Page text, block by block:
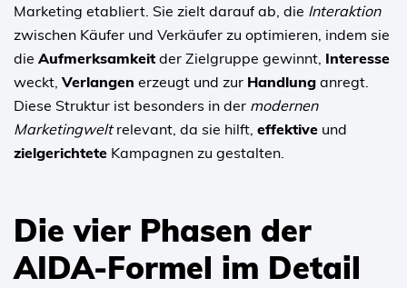
Marketing etabliert. Sie zielt darauf ab, die Interaktion
zwischen Käufer und Verkäufer zu optimieren, indem sie
die Aufmerksamkeit der Zielgruppe gewinnt, Interesse
weckt, Verlangen erzeugt und zur Handlung anregt.
Diese Struktur ist besonders in der modernen
Marketingweltrelevant, da sie hilft, effektive und
zielgerichtete Kampagnen zu gestalten.
Die vier Phasen der
AIDA-Formel im Detail